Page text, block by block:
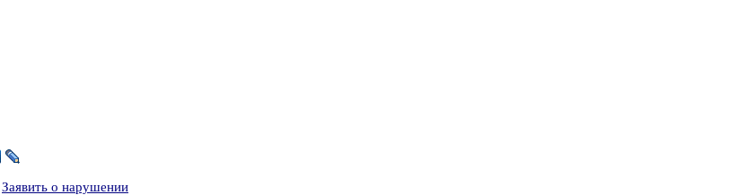
Заявить о нарушении